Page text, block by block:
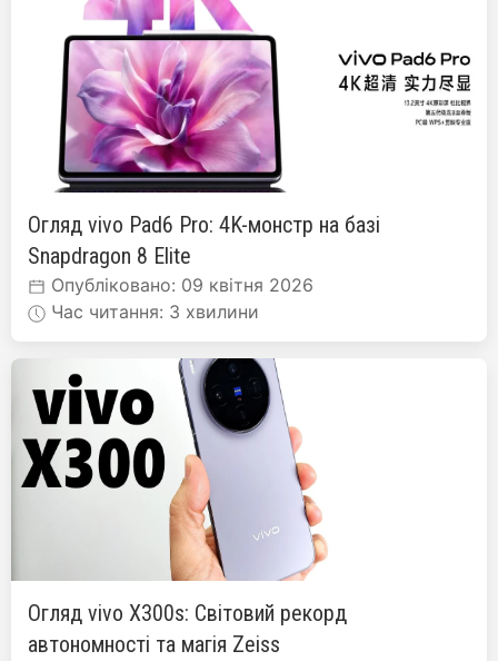
Огляд vivo Pad6 Pro: 4K-монстр на базі
Snapdragon 8 Elite
Опубліковано: 09 квітня 2026
Час читання: 3 хвилини
Огляд vivo X300s: Світовий рекорд
автономності та магія Zeiss